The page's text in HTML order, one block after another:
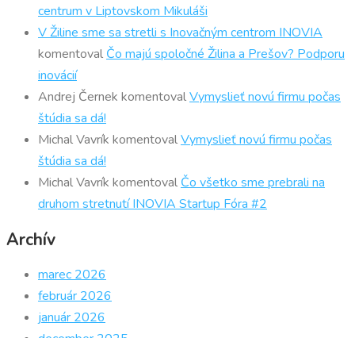
centrum v Liptovskom Mikuláši
V Žiline sme sa stretli s Inovačným centrom INOVIA
komentoval Čo majú spoločné Žilina a Prešov? Podporu
inovácií
Andrej Černek komentovalVymyslieť novú firmu počas
štúdia sa dá!
Michal Vavrík komentovalVymyslieť novú firmu počas
štúdia sa dá!
Michal Vavrík komentoval Čo všetko sme prebrali na
druhom stretnutí INOVIA Startup Fóra #2
Archív
marec 2026
február 2026
január 2026